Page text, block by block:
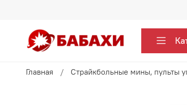
Главная Страйкбольные мины, пульты